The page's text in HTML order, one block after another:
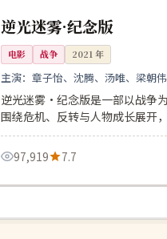
中国
逆光迷雾·纪念版
电影 战争 2021年
主演： 章子怡、沈腾、汤唯、梁朝伟
逆光迷雾·纪念版是一部以战争
围绕危机、反转与人物成长展开
得推荐观看。
97,919
7.7